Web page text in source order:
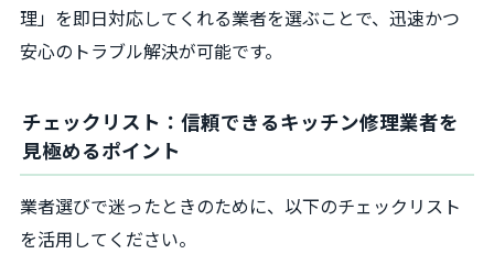
理」を即日対応してくれる業者を選ぶことで、迅速かつ
安心のトラブル解決が可能です。
チェックリスト：信頼できるキッチン修理業者を
見極めるポイント
業者選びで迷ったときのために、以下のチェックリスト
を活用してください。